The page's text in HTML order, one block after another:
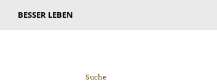
BESSER LEBEN
Suche